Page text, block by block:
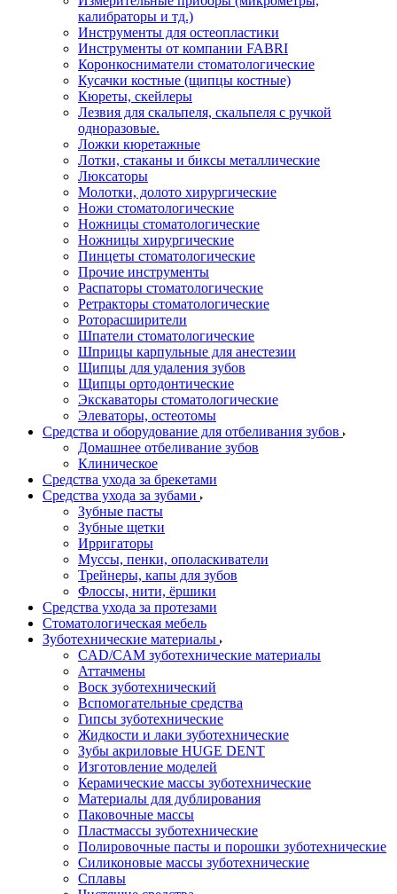
калибраторы и тд.)
Инструменты для остеопластики
Инструменты от компании FABRI
Коронкосниматели стоматологические
Кусачки костные (щипцы костные)
Кюреты, скейлеры
Лезвия для скальпеля, скальпеля с ручкой
одноразовые.
Ложки кюретажные
Лотки, стаканы и биксы металлические
Люксаторы
Молотки, долото хирургические
Ножи стоматологические
Ножницы стоматологические
Ножницы хирургические
Пинцеты стоматологические
Прочие инструменты
Распаторы стоматологические
Ретракторы стоматологические
Роторасширители
Шпатели стоматологические
Шприцы карпульные для анестезии
Щипцы для удаления зубов
Щипцы ортодонтические
Экскаваторы стоматологические
Элеваторы, остеотомы
Средства и оборудование для отбеливания зубов
Домашнее отбеливание зубов
Клиническое
Средства ухода за брекетами
Средства ухода за зубами
Зубные пасты
Зубные щетки
Ирригаторы
Муссы, пенки, ополаскиватели
Трейнеры, капы для зубов
Флоссы, нити, ёршики
Средства ухода за протезами
Стоматологическая мебель
Зуботехнические материалы
CAD/CAM зуботехнические материалы
Аттачмены
Воск зуботехнический
Вспомогательные средства
Гипсы зуботехнические
Жидкости и лаки зуботехнические
Зубы акриловые HUGE DENT
Изготовление моделей
Керамические массы зуботехнические
Материалы для дублирования
Паковочные массы
Пластмассы зуботехнические
Полировочные пасты и порошки зуботехнические
Силиконовые массы зуботехнические
Сплавы